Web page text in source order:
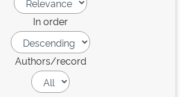
In order
Authors/record